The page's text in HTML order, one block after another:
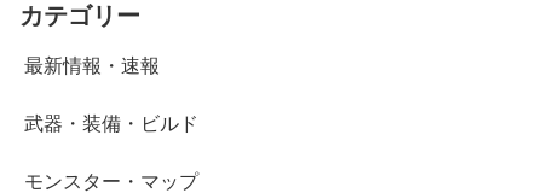
カテゴリー
最新情報・速報
武器・装備・ビルド
モンスター・マップ